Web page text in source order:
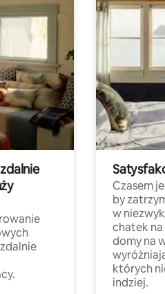
Czasem
by
w
chatek
domy na
których
indziej.